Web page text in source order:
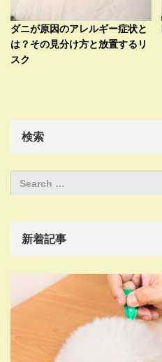
ダニが原因のアレルギー症状と
は？その見分け方と放置するリ
スク
検索
新着記事